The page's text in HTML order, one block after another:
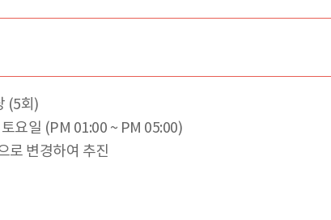
(5회)
요일 (PM 01:00 ~ PM 05:00)
로 변경하여 추진